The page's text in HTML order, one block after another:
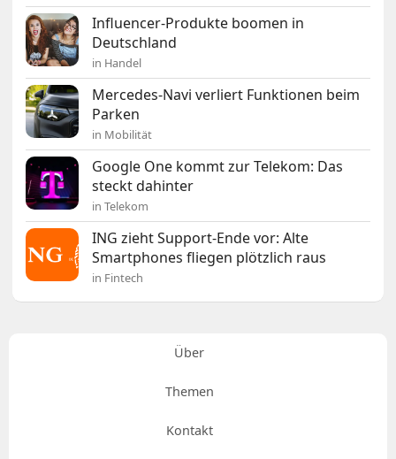
Influencer-Produkte boomen in
Deutschland
in Handel
Mercedes-Navi verliert Funktionen beim
Parken
in Mobilität
Google One kommt zur Telekom: Das
steckt dahinter
in Telekom
ING zieht Support-Ende vor: Alte
Smartphones fliegen plötzlich raus
in Fintech
Über
Themen
Kontakt